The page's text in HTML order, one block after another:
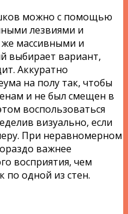
можно с помощью
лезвиями и
массивными и
выбирает вариант,
Аккуратно
на полу так, чтобы
и не был смещен в
воспользоваться
визуально, если
При неравномерном
важнее
восприятия, чем
по одной из стен.